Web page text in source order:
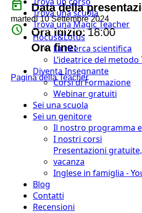
Trova una scuola
Trova una Magic Teacher
Hocus&Lotus
La ricerca scientifica
L’ideatrice del
Diventa Insegnante
Corsi di Formazione
Webinar gratuiti
Sei una scuola
Sei un genitore
Il nostro programma
I nostri corsi
Presentazioni
vacanza
Inglese in famiglia -
Blog
Contatti
Recensioni
today Data della
martedì 10 Settembre 2024
watch_later Ora inizio:18:00
Ora fine:
Pagina della Teacher